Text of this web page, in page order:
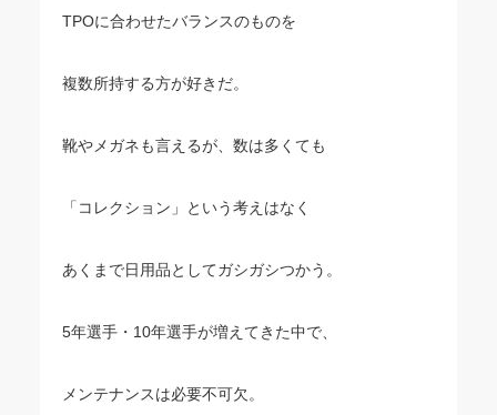
TPOに合わせたバランスのものを
複数所持する方が好きだ。
靴やメガネも言えるが、数は多くても
「コレクション」という考えはなく
あくまで日用品としてガシガシつかう。
5年選手・10年選手が増えてきた中で、
メンテナンスは必要不可欠。